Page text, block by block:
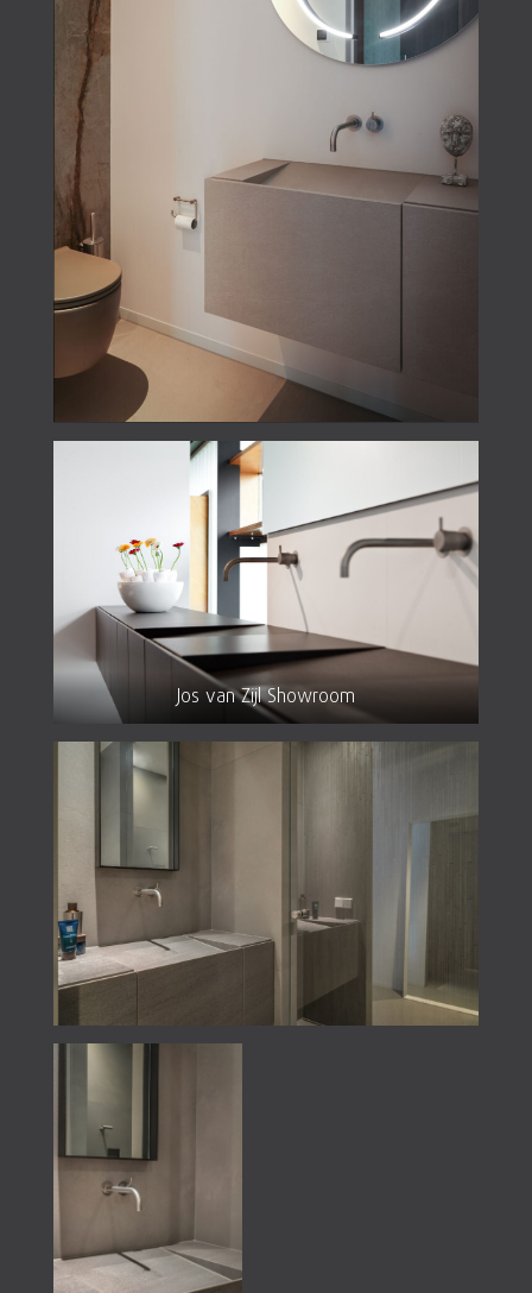
Jos van Zijl Showroom